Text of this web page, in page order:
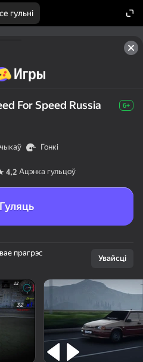
гульні
прыладу
ў гарызантальнай
For Speed Russia
6+
Гонкі
4,2 Ацэнка гульцоў
Гуляць
прагрэс
Увайсці